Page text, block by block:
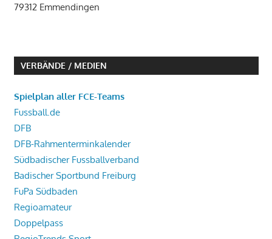
79312 Emmendingen
VERBÄNDE / MEDIEN
Spielplan aller FCE-Teams
Fussball.de
DFB
DFB-Rahmenterminkalender
Südbadischer Fussballverband
Badischer Sportbund Freiburg
FuPa Südbaden
Regioamateur
Doppelpass